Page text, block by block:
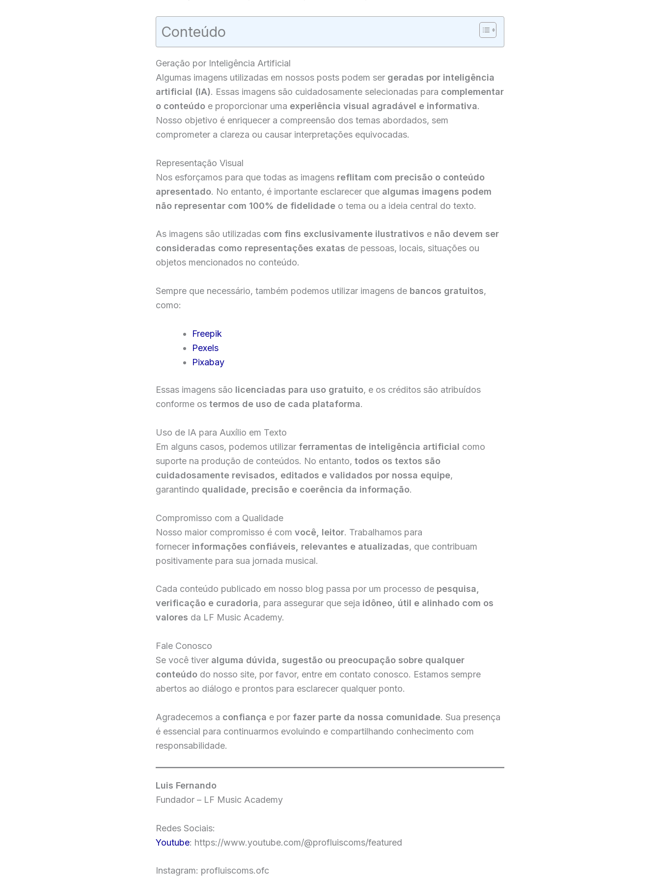
Conteúdo
Geração por Inteligência Artificial
Algumas imagens utilizadas em nossos posts podem ser geradas por inteligência
artificial (IA). Essas imagens são cuidadosamente selecionadas para complementar
o conteúdo e proporcionar uma experiência visual agradável e informativa.
Nosso objetivo é enriquecer a compreensão dos temas abordados, sem
comprometer a clareza ou causar interpretações equivocadas.
Representação Visual
Nos esforçamos para que todas as imagens reflitam com precisão o conteúdo
apresentado. No entanto, é importante esclarecer que algumas imagens podem
não representar com 100% de fidelidade o tema ou a ideia central do texto.
As imagens são utilizadas com fins exclusivamente ilustrativos e não devem ser
consideradas como representações exatas de pessoas, locais, situações ou
objetos mencionados no conteúdo.
Sempre que necessário, também podemos utilizar imagens de bancos gratuitos,
como:
Freepik
Pexels
Pixabay
Essas imagens são licenciadas para uso gratuito, e os créditos são atribuídos
conforme os termos de uso de cada plataforma.
Uso de IA para Auxílio em Texto
Em alguns casos, podemos utilizar ferramentas de inteligência artificial como
suporte na produção de conteúdos. No entanto, todos os textos são
cuidadosamente revisados, editados e validados por nossa equipe,
garantindo qualidade, precisão e coerência da informação.
Compromisso com a Qualidade
Nosso maior compromisso é com você, leitor. Trabalhamos para
fornecer informações confiáveis, relevantes e atualizadas, que contribuam
positivamente para sua jornada musical.
Cada conteúdo publicado em nosso blog passa por um processo de pesquisa,
verificação e curadoria, para assegurar que seja idôneo, útil e alinhado com os
valores da LF Music Academy.
Fale Conosco
Se você tiver alguma dúvida, sugestão ou preocupação sobre qualquer
conteúdo do nosso site, por favor, entre em contato conosco. Estamos sempre
abertos ao diálogo e prontos para esclarecer qualquer ponto.
Agradecemos a confiança e por fazer parte da nossa comunidade. Sua presença
é essencial para continuarmos evoluindo e compartilhando conhecimento com
responsabilidade.
Luis Fernando
Fundador – LF Music Academy
Redes Sociais:
Youtube: https://www.youtube.com/@profluiscoms/featured
Instagram: profluiscoms.ofc